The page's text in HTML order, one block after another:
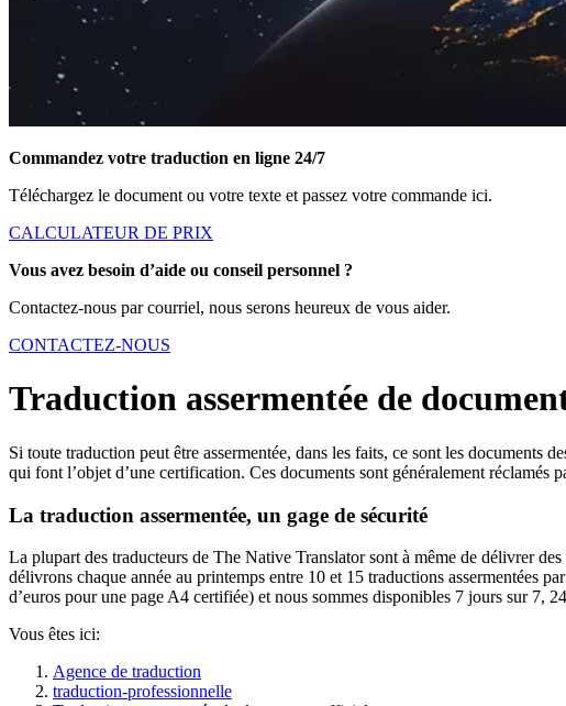
Commandez votre traduction en ligne 24/7
Téléchargez le document ou votre texte et passez votre commande ici.
CALCULATEUR DE PRIX
Vous avez besoin d’aide ou conseil personnel ?
Contactez-nous par courriel, nous serons heureux de vous aider.
CONTACTEZ-NOUS
Traduction assermentée de
Si toute traduction peut être assermentée, dans les faits, ce sont les documents
qui font l’objet d’une certification. Ces documents sont généralement réclamés
La traduction assermentée, un gage de sécurité
La plupart des traducteurs de The Native Translator sont à même de délivrer
délivrons chaque année au printemps entre 10 et 15 traductions assermentées
d’euros pour une page A4 certifiée) et nous sommes disponibles 7 jours sur 7,
Vous êtes ici:
Agence de traduction
traduction-professionnelle